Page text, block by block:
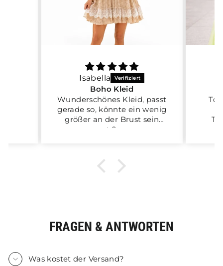
Isabella
Boho Kleid
Wunderschönes Kleid, passt
gerade so, könnte ein wenig
größer an der Brust sein
sonst Super
FRAGEN & ANTWORTEN
Was kostet der Versand?